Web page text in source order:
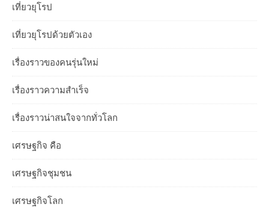
เที่ยวยุโรป
เที่ยวยุโรปด้วยตัวเอง
เรื่องราวของคนรุ่นใหม่
เรื่องราวความสำเร็จ
เรื่องราวน่าสนใจจากทั่วโลก
เศรษฐกิจ คือ
เศรษฐกิจชุมชน
เศรษฐกิจโลก